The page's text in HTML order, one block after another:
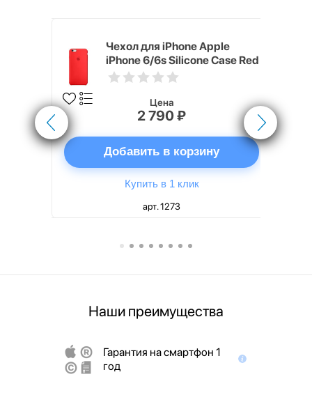
Чехол для iPhone Apple
iPhone 6/6s Silicone Case Red
Цена
2 790 ₽
Добавить в корзину
Купить в 1 клик
арт. 1273
Наши преимущества
Гарантия на смартфон 1
год